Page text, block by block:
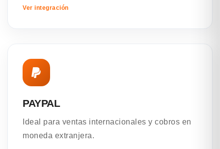
Ver integración
PAYPAL
Ideal para ventas internacionales y cobros en
moneda extranjera.